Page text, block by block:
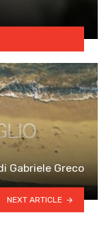
Gabriele Greco
NEXT ARTICLE